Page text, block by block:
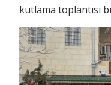
kutlama toplantısı